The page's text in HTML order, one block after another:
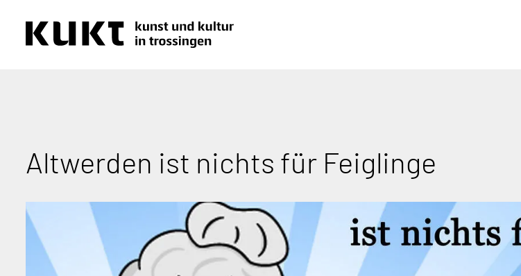
Altwerden ist nichts für Feiglinge